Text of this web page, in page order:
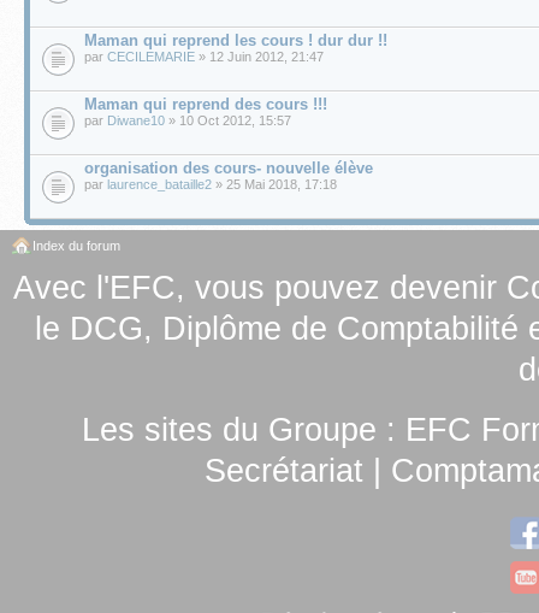
Maman qui reprend les cours ! dur dur !!
par CECILEMARIE » 12 Juin 2012, 21:47
Maman qui reprend des cours !!!
par Diwane10 » 10 Oct 2012, 15:57
organisation des cours- nouvelle élève
par laurence_bataille2 » 25 Mai 2018, 17:18
Index du forum
Avec l'EFC, vous pouvez devenir
le DCG, Diplôme de Comptabilité
Les sites du Groupe : EFC
Secrétariat